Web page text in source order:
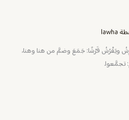
lawha
ويَقْرُشُ قَرْشًا: جَمَعَ وضمَّ من هنا وهنا،